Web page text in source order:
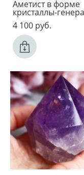
Аметист в форме
кристаллы-
4 100 pуб.